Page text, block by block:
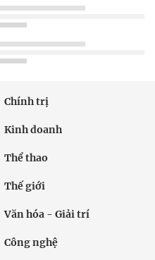
Chính trị
Kinh doanh
Thể thao
Thế giới
Văn hóa - Giải trí
Công nghệ